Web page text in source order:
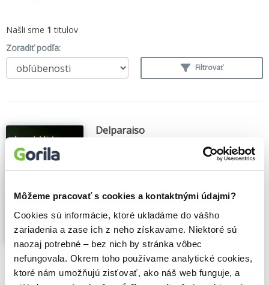
Môžeme pracovať s cookies a kontaktnými údajmi?
Cookies sú informácie, ktoré ukladáme do vášho
zariadenia a zase ich z neho získavame. Niektoré sú
naozaj potrebné – bez nich by stránka vôbec
nefungovala. Okrem toho používame analytické cookies,
ktoré nám umožňujú zisťovať, ako náš web funguje, a
Našli sme 1 titulov
Zoradiť podľa:
Filtrovať
Delparaiso
En Delparaíso todo parecía idílico y
perfecto. Hasta que Juan del Val nos ha
Delparaíso es un lugar seguro, vigilado las
24 horas, lujoso e inexpugnable. Sin
embargo, sus muros no protegen del
miedo, del amor, de la...Zobraziť viac
🍌 Dodanie môže trvať viac ako 30 dní